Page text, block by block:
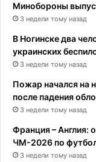
Минобороны
3 недели тому назад
В Ногинске два
украинских
3 недели тому назад
Пожар начался на
после падения
3 недели тому назад
Франция – Англия:
ЧМ-2026 по
3 недели тому назад